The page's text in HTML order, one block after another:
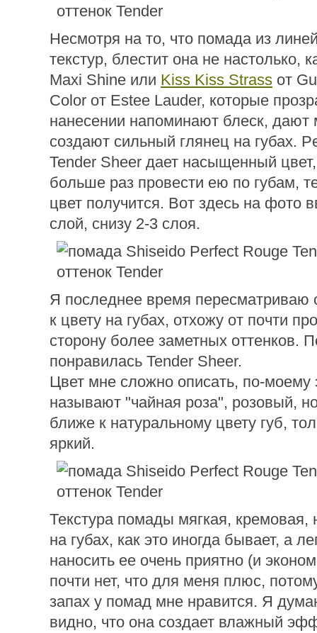
Несмотря на то, что помада из
текстур, блестит она не настолько,
Maxi Shine или Kiss Kiss Strass от
Color от Estee Lauder, которые
нанесении напоминают блеск, дают
создают сильный глянец на губах.
Tender Sheer дает насыщенный
больше раз провести ею по губам,
цвет получится. Вот здесь на фото
слой, снизу 2-3 слоя.
Я последнее время пересматриваю
к цвету на губах, отхожу от почти
сторону более заметных оттенков.
понравилась Tender Sheer.
Цвет мне сложно описать, по-моему
называют "чайная роза", розовый,
ближе к натуральному цвету губ,
яркий.
Текстура помады мягкая, кремовая,
на губах, как это иногда бывает, а
наносить ее очень приятно (и
почти нет, что для меня плюс,
запах у помад мне нравится. Я
видно, что она создает влажный